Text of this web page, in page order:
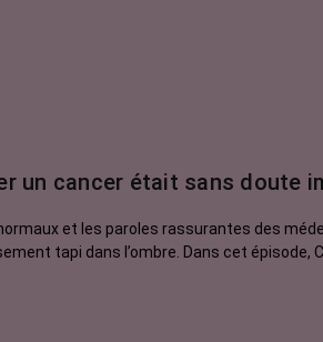
un cancer était sans doute
et les paroles rassurantes des
tapi dans l’ombre. Dans cet